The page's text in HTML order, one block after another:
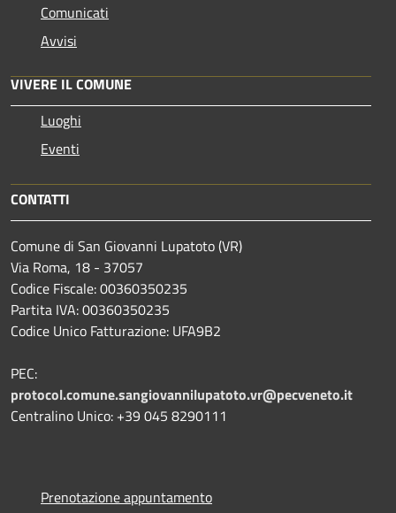
Comunicati
Avvisi
VIVERE IL COMUNE
Luoghi
Eventi
CONTATTI
Comune di San Giovanni Lupatoto (VR)
Via Roma, 18 - 37057
Codice Fiscale: 00360350235
Partita IVA: 00360350235
Codice Unico Fatturazione: UFA9B2
PEC:
protocol.comune.sangiovannilupatoto.vr@pecveneto.it
Centralino Unico: +39 045 8290111
Prenotazione appuntamento